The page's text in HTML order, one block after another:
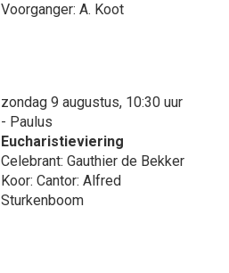
Voorganger: A. Koot
zondag 9 augustus, 10:30 uur
- Paulus
Eucharistieviering
Celebrant: Gauthier de Bekker
Koor: Cantor: Alfred
Sturkenboom